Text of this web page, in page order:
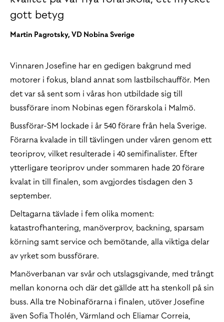
gott betyg
Martin Pagrotsky, VD Nobina Sverige
Vinnaren Josefine har en gedigen bakgrund med
motorer i fokus, bland annat som lastbilschaufför. Men
det var så sent som i våras hon utbildade sig till
bussförare inom Nobinas egen förarskola i Malmö.
Bussförar-SM lockade i år 540 förare från hela Sverige.
Förarna kvalade in till tävlingen under våren genom ett
teoriprov, vilket resulterade i 40 semifinalister. Efter
ytterligare teoriprov under sommaren hade 20 förare
kvalat in till finalen, som avgjordes tisdagen den 3
september.
Deltagarna tävlade i fem olika moment:
katastrofhantering, manöverprov, backning, sparsam
körning samt service och bemötande, alla viktiga delar
av yrket som bussförare.
Manöverbanan var svår och utslagsgivande, med trångt
mellan konorna och där det gällde att ha stenkoll på sin
buss. Alla tre Nobinaförarna i finalen, utöver Josefine
även Sofia Tholén, Värmland och Eliamar Correia,